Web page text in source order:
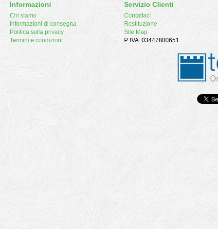
Informazioni
Chi siamo
Informazioni di consegna
Politica sulla privacy
Termini e condizioni
Servizio Clienti
Contattaci
Restituzione
Site Map
P. IVA: 03447800651